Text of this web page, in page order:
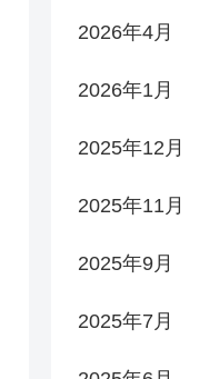
2026年4月
2026年1月
2025年12月
2025年11月
2025年9月
2025年7月